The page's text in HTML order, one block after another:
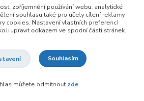
zpříjemnění používání webu, analytické
souhlasu také pro účely cílení reklamy
cookies. Nastavení vlastních preferencí
upravit odkazem ve spodní části stránek.
Souhlasím
můžete odmítnout zde.